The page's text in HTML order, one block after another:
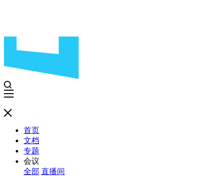
首页
文档
专题
会议
全部 直播间